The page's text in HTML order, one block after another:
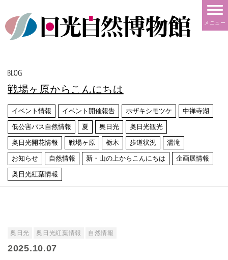
メニュー
戦場ヶ原からこんにちは
イベント情報 イベント開催報告 ホザキシモツケ 中禅寺湖
低公害バス自然情報 夏 奥日光 奥日光観光
奥日光開花情報 戦場ヶ原 栃木 歩道状況 湯滝
お知らせ 自然情報 新・山の上からこんにちは 企画展情報
奥日光紅葉情報
奥日光 奥日光紅葉情報 自然情報
2025.10.07